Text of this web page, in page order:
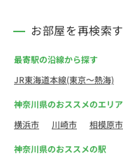
お部屋を再検索
最寄駅の沿線から探す
JR東海道本線(東京～熱海)
神奈川県のおススメのエリア
横浜市
川崎市 相模原市
神奈川県のおススメの駅